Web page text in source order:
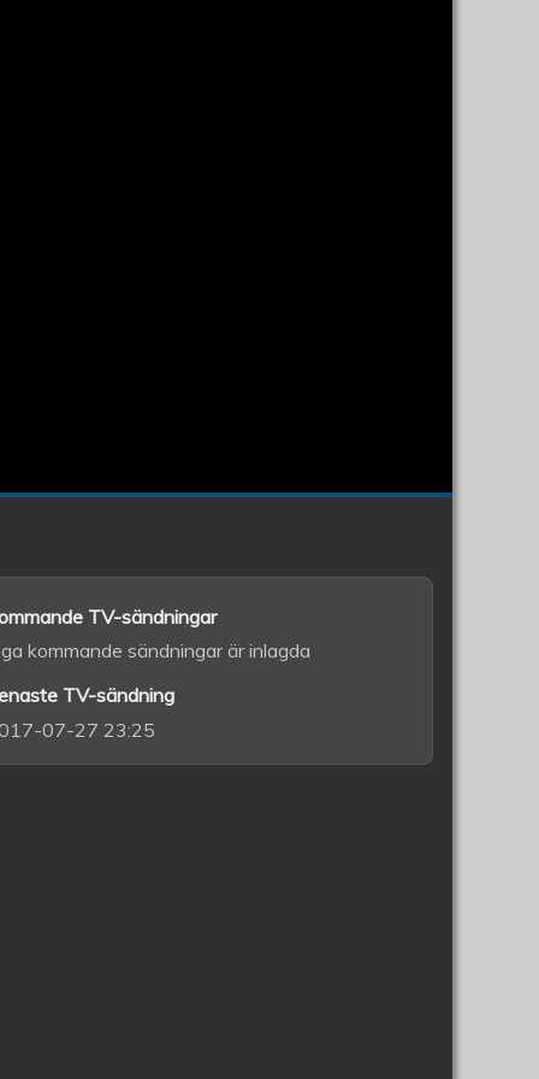
TV-sändningar
kommande sändningar är inlagda
TV-sändning
07-27 23:25